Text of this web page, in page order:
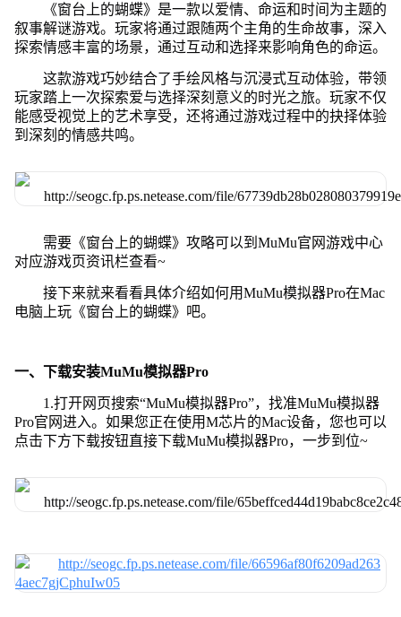
《窗台上的蝴蝶》是一款以爱情、命运和时间为主题的
叙事解谜游戏。玩家将通过跟随两个主角的生命故事，深入
探索情感丰富的场景，通过互动和选择来影响角色的命运。
这款游戏巧妙结合了手绘风格与沉浸式互动体验，带领
玩家踏上一次探索爱与选择深刻意义的时光之旅。玩家不仅
能感受视觉上的艺术享受，还将通过游戏过程中的抉择体验
到深刻的情感共鸣。
需要《窗台上的蝴蝶》攻略可以到MuMu官网游戏中心
对应游戏页资讯栏查看~
接下来就来看看具体介绍如何用MuMu模拟器Pro在Mac
电脑上玩《窗台上的蝴蝶》吧。
一、下载安装MuMu模拟器Pro
1.打开网页搜索“MuMu模拟器Pro”，找准MuMu模拟器
Pro官网进入。如果您正在使用M芯片的Mac设备，您也可以
点击下方下载按钮直接下载MuMu模拟器Pro，一步到位~